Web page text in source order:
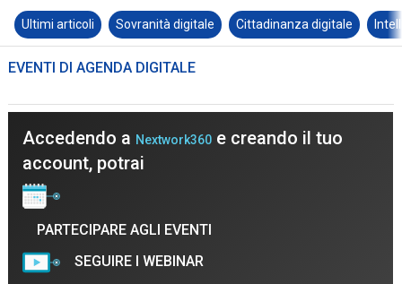
Ultimi articoli Sovranità digitale Cittadinanza digitale
EVENTI DI AGENDA DIGITALE
Accedendo a Nextwork360 e creando il tuo
account, potrai
PARTECIPARE AGLI EVENTI
SEGUIRE I WEBINAR